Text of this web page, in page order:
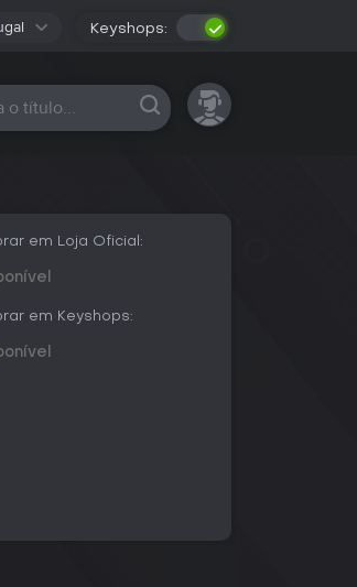
Keyshops:
em Loja Oficial:
em Keyshops: